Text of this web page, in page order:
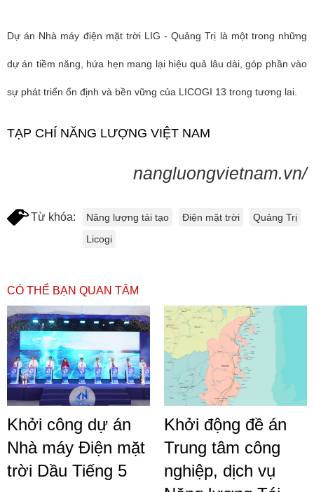
Dự án Nhà máy điện mặt trời LIG - Quảng Trị là một trong những
dự án tiềm năng, hứa hẹn mang lại hiệu quả lâu dài, góp phần vào
sự phát triển ổn định và bền vững của LICOGI 13 trong tương lai.
TẠP CHÍ NĂNG LƯỢNG VIỆT NAM
nangluongvietnam.vn/
Từ khóa: Năng lượng tái tạo Điện mặt trời
Quảng Trị
Licogi
CÓ THỂ BẠN QUAN TÂM
Khởi công dự án
Nhà máy Điện mặt
trời Dầu Tiếng 5
Khởi động đề án
Trung tâm công
nghiệp, dịch vụ